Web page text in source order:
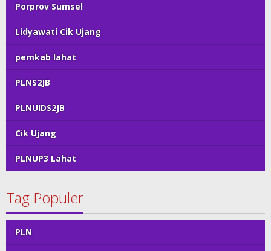
Porprov Sumsel
Lidyawati Cik Ujang
pemkab lahat
PLNS2JB
PLNUIDS2JB
Cik Ujang
PLNUP3 Lahat
Tag Populer
PLN